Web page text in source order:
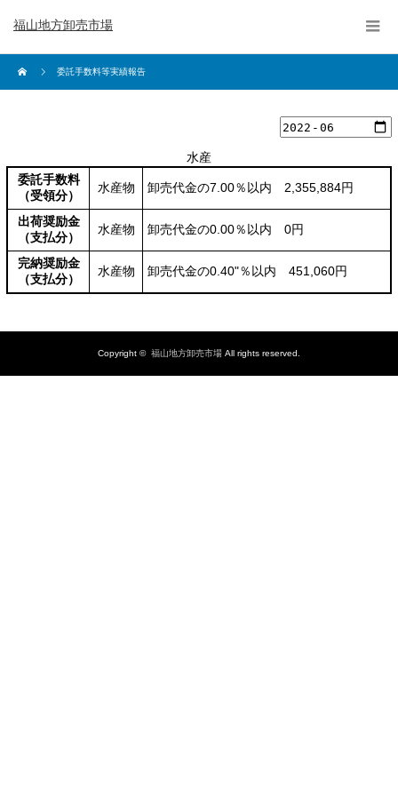
福山地方卸売市場
委託手数料等実績報告
水産
委託手数料
（受領分）
水産物 卸売代金の7.00％以内 2,355,884円
出荷奨励金
（支払分）
水産物 卸売代金の0.00％以内 0円
完納奨励金
（支払分）
水産物 卸売代金の0.40"％以内 451,060円
Copyright © 福山地方卸売市場 All rights reserved.